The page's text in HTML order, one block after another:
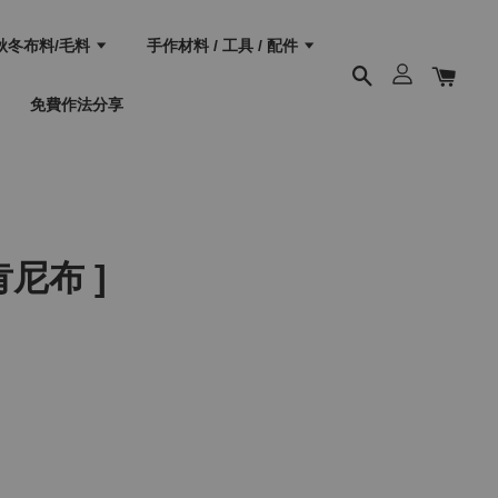
冬布料/毛料 手作材料 / 工具 / 配件
免費作法分享
尼布 ]